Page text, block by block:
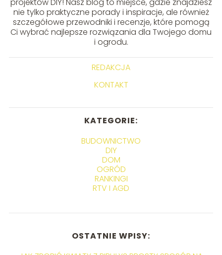
projektów DIY! Nasz blog to miejsce, gdzie znajdziesz
nie tylko praktyczne porady i inspiracje, ale również
szczegółowe przewodniki i recenzje, które pomogą
Ci wybrać najlepsze rozwiązania dla Twojego domu
i ogrodu.
REDAKCJA
KONTAKT
KATEGORIE:
BUDOWNICTWO
DIY
DOM
OGRÓD
RANKINGI
RTV I AGD
OSTATNIE WPISY: